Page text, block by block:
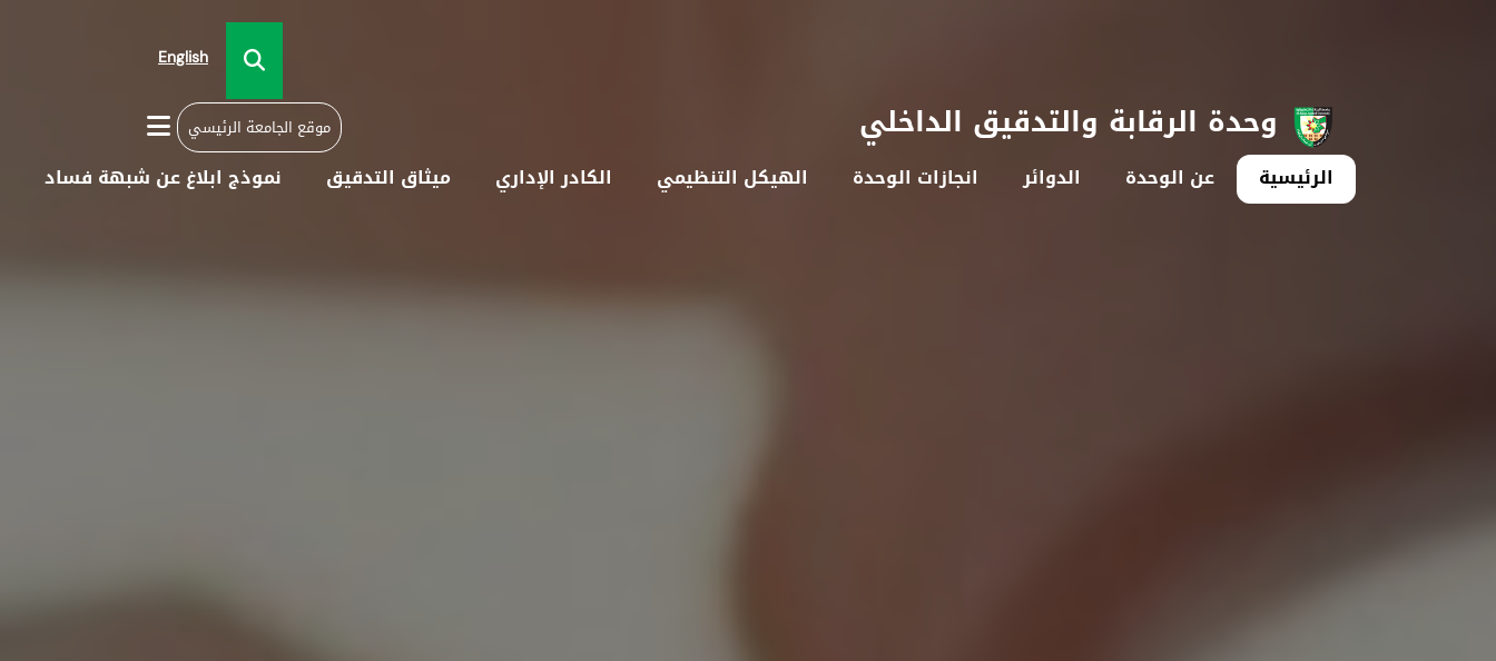
English
وحدة الرقابة والتدقيق الداخلي موقع الجامعة الرئيسي
الرئيسية عن الوحدة الدوائر انجازات الوحدة الهيكل التنظيمي الكادر الإداري ميثاق التدقيق نموذج ابلاغ عن شبهة فساد